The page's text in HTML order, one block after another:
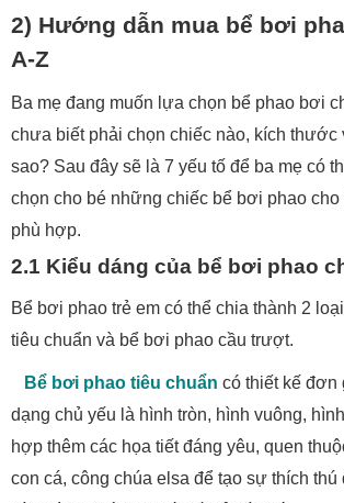
2) Hướng dẫn mua bể bơi
A-Z
Ba mẹ đang muốn lựa chọn bể phao bơi
chưa biết phải chọn chiếc nào, kích thước
sao? Sau đây sẽ là 7 yếu tố để ba mẹ có
chọn cho bé những chiếc bể bơi phao cho
phù hợp.
2.1 Kiểu dáng của bể bơi phao
Bể bơi phao trẻ em có thể chia thành 2
tiêu chuẩn và bể bơi phao cầu trượt.
Bể bơi phao tiêu chuẩn có thiết kế đơn
dạng chủ yếu là hình tròn, hình vuông,
hợp thêm các họa tiết đáng yêu, quen
con cá, công chúa elsa để tạo sự thích